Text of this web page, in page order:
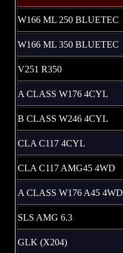
W166 ML 250 BLUETEC
W166 ML 350 BLUETEC
V251 R350
A CLASS W176 4CYL
B CLASS W246 4CYL
CLA C117 4CYL
CLA C117 AMG45 4WD
A CLASS W176 A45 4WD
SLS AMG 6.3
GLK (X204)